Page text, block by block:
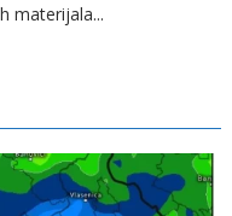
materijala...